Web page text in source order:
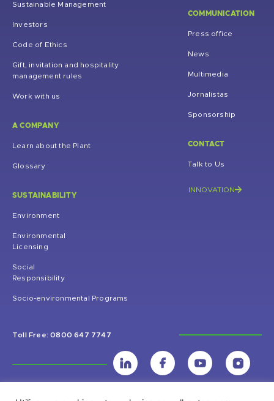
Sustainable Management
Investors
Code of Ethics
Gift, invitation and hospitality
management rules
Work with us
A COMPANY
Learn about the Plant
Glossary
SUSTAINABILITY
Environment
Environmental
Licensing
Social
Responsibility
Socio-environmental Programs
COMMUNICATION
Press office
News
Multimedia
Jornalistas
Sponsorship
CONTACT
Talk to Us
INNOVATION
Toll Free: 0800 647 7747